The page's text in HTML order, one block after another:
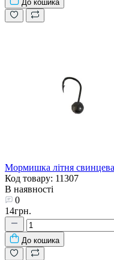
До кошика
Мормишка літня
Код товару: 11307
В наявності
0
14грн.
До кошика